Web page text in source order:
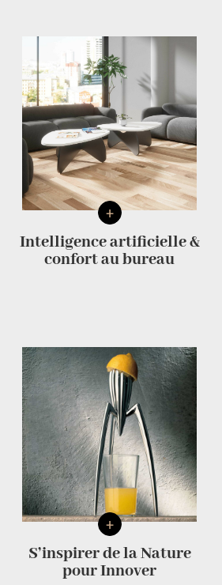
+
Intelligence artificielle &
confort au bureau
+
S’inspirer de la Nature
pour Innover ​